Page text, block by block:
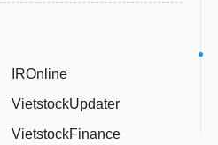
IROnline
VietstockUpdater
VietstockFinance